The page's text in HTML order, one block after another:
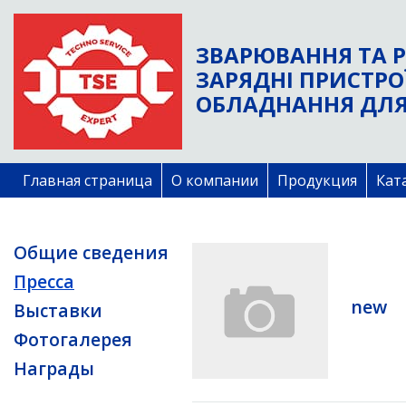
ЗВАРЮВАННЯ ТА
ЗАРЯДНІ
ОБЛАДНАННЯ
Главная страница О компании Продукция
Общие сведения
Пресса
Выставки
Фотогалерея
Награды
new